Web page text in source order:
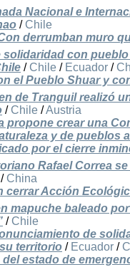
Nacional e
/ Chile
derrumban muro
solidaridad con
/ Chile / Ecuador /
el Pueblo Shuar y
de Tranguil realizó
/ Chile /Austria
propone crear una
y de pueblos
por el cierre
Rafael Correa
/ China
cerrar Acción
mapuche baleado
/ Chile
de
territorio / Ecuador /
estado de